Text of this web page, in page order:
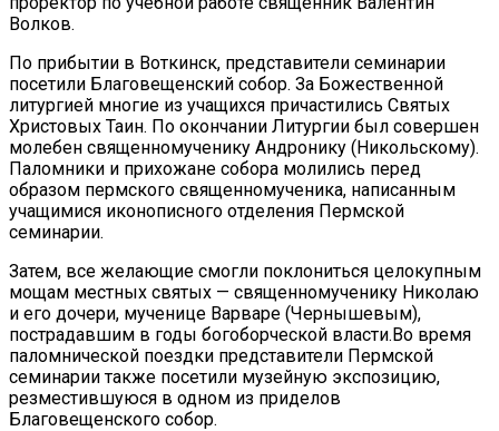
Волков.
По прибытии в Воткинск, представители семинарии
посетили Благовещенский собор. За Божественной
литургией многие из учащихся причастились Святых
Христовых Таин. По окончании Литургии был совершен
молебен священномученику Андронику (Никольскому).
Паломники и прихожане собора молились перед
образом пермского священномученика, написанным
учащимися иконописного отделения Пермской
семинарии.
Затем, все желающие смогли поклониться целокупным
мощам местных святых — священномученику Николаю
и его дочери, мученице Варваре (Чернышевым),
пострадавшим в годы богоборческой власти.Во время
паломнической поездки представители Пермской
семинарии также посетили музейную экспозицию,
резместившуюся в одном из приделов
Благовещенского собор.